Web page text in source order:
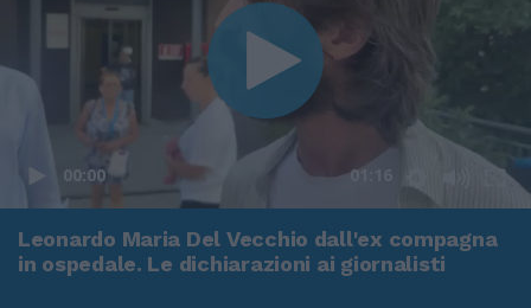
00:00 01:16
Leonardo Maria Del Vecchio dall'ex compagna
in ospedale. Le dichiarazioni ai giornalisti